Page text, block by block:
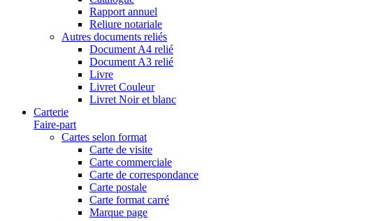
Rapport annuel
Reliure notariale
Autres documents reliés
Document A4 relié
Document A3 relié
Livre
Livret Couleur
Livret Noir et blanc
Carterie
Faire-part
Cartes selon format
Carte de visite
Carte commerciale
Carte de correspondance
Carte postale
Carte format carré
Marque page